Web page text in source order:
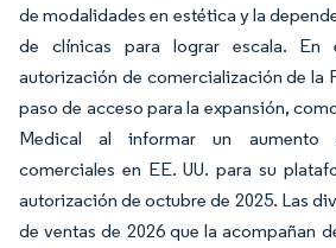
de modalidades en estética y la
de clínicas para lograr escala.
autorización de comercialización de la
paso de acceso para la expansión,
Medical al informar un aumento
comerciales en EE. UU. para su
autorización de octubre de 2025. Las
de ventas de 2026 que la acompañan